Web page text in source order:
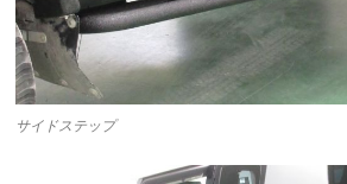
サイドステップ